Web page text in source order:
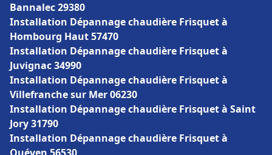
Bannalec 29380
Installation Dépannage chaudière Frisquet à
Hombourg Haut 57470
Installation Dépannage chaudière Frisquet à
Juvignac 34990
Installation Dépannage chaudière Frisquet à
Villefranche sur Mer 06230
Installation Dépannage chaudière Frisquet à Saint
Jory 31790
Installation Dépannage chaudière Frisquet à